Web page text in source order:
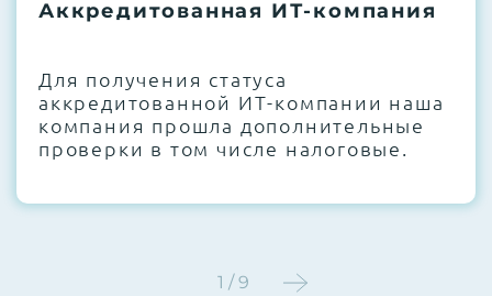
термоинтерфейсов, замена батареек
Этап 4:Стресс-тестирование под 100%
нагрузкой в течение 72 часов для
проверки стабильности всех подсистем
Аккредитованная ИТ-компания
Для получения статуса
аккредитованной ИТ-компании наша
компания прошла дополнительные
проверки в том числе налоговые.
1 / 9